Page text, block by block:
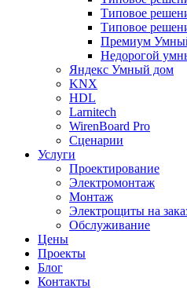
Типовое
Типовое
Премиум
Недорогой
Яндекс Умный дом
KNX
HDL
Larnitech
WirenBoard Pro
Сценарии
Услуги
Проектирование
Электромонтаж
Монтаж
Электрощиты на
Обслуживание
Цены
Проекты
Блог
Контакты